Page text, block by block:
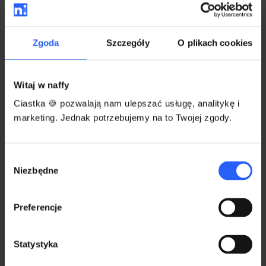
Zgoda Szczegóły O plikach cookies
Witaj w naffy
Ciastka 🍪 pozwalają nam ulepszać usługę, analitykę i
marketing. Jednak potrzebujemy na to Twojej zgody.
zgody
Niezbędne
Preferencje
Statystyka
Następnie w polu 74 wybrać, czy chcesz, aby
urząd skarbowy potwierdził twoją rejestrację
tak”
lub „nie